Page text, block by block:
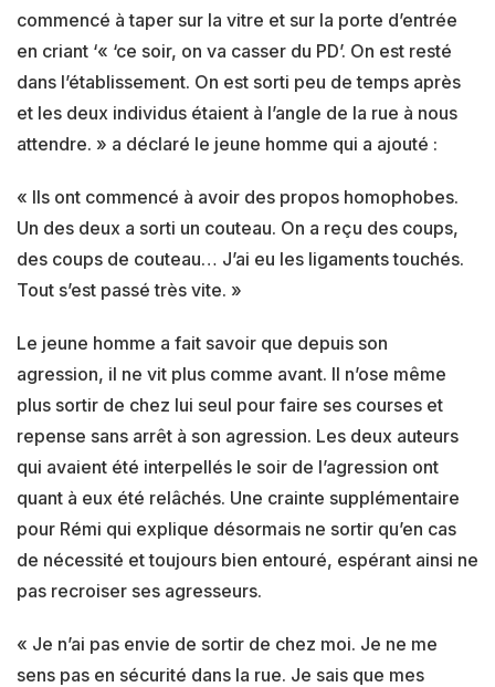
commencé à taper sur la vitre et sur la porte d’entrée
en criant ‘« ‘ce soir, on va casser du PD’. On est resté
dans l’établissement. On est sorti peu de temps après
et les deux individus étaient à l’angle de la rue à nous
attendre. » a déclaré le jeune homme qui a ajouté :
« Ils ont commencé à avoir des propos homophobes.
Un des deux a sorti un couteau. On a reçu des coups,
des coups de couteau… J’ai eu les ligaments touchés.
Tout s’est passé très vite. »
Le jeune homme a fait savoir que depuis son
agression, il ne vit plus comme avant. Il n’ose même
plus sortir de chez lui seul pour faire ses courses et
repense sans arrêt à son agression. Les deux auteurs
qui avaient été interpellés le soir de l’agression ont
quant à eux été relâchés. Une crainte supplémentaire
pour Rémi qui explique désormais ne sortir qu’en cas
de nécessité et toujours bien entouré, espérant ainsi ne
pas recroiser ses agresseurs.
« Je n’ai pas envie de sortir de chez moi. Je ne me
sens pas en sécurité dans la rue. Je sais que mes